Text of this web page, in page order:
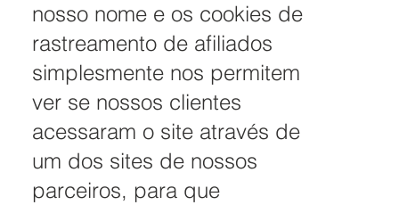
nosso nome e os cookies de
rastreamento de afiliados
simplesmente nos permitem
ver se nossos clientes
acessaram o site através de
um dos sites de nossos
parceiros, para que